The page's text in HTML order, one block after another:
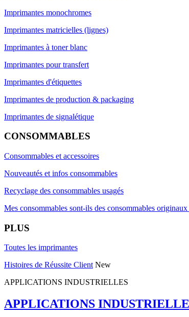
Imprimantes monochromes
Imprimantes matricielles (lignes)
Imprimantes à toner blanc
Imprimantes pour transfert
Imprimantes d'étiquettes
Imprimantes de production & packaging
Imprimantes de signalétique
CONSOMMABLES
Consommables et accessoires
Nouveautés et infos consommables
Recyclage des consommables usagés
Mes consommables sont-ils des consommables
PLUS
Toutes les imprimantes
Histoires de Réussite Client New
APPLICATIONS INDUSTRIELLES
APPLICATIONS